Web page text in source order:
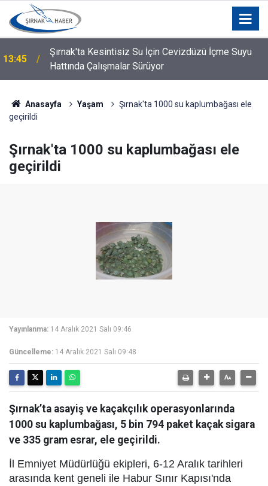
13:45
Şırnak'ta Kesintisiz Su İçin Cevizdüzü İçme Suyu
Hattında Çalışmalar Sürüyor
Anasayfa Yaşam
Şırnak'ta 1000 su kaplumbağası ele
geçirildi
Şırnak'ta 1000 su kaplumbağası ele
geçirildi
Yayınlanma: 14 Aralık 2021 Salı 09:46
Güncelleme: 14 Aralık 2021 Salı 09:48
Şırnak’ta asayiş ve kaçakçılık operasyonlarında
1000 su kaplumbağası, 5 bin 794 paket kaçak sigara
ve 335 gram esrar, ele geçirildi.
İl Emniyet Müdürlüğü ekipleri, 6-12 Aralık tarihleri
arasında kent geneli ile Habur Sınır Kapısı'nda